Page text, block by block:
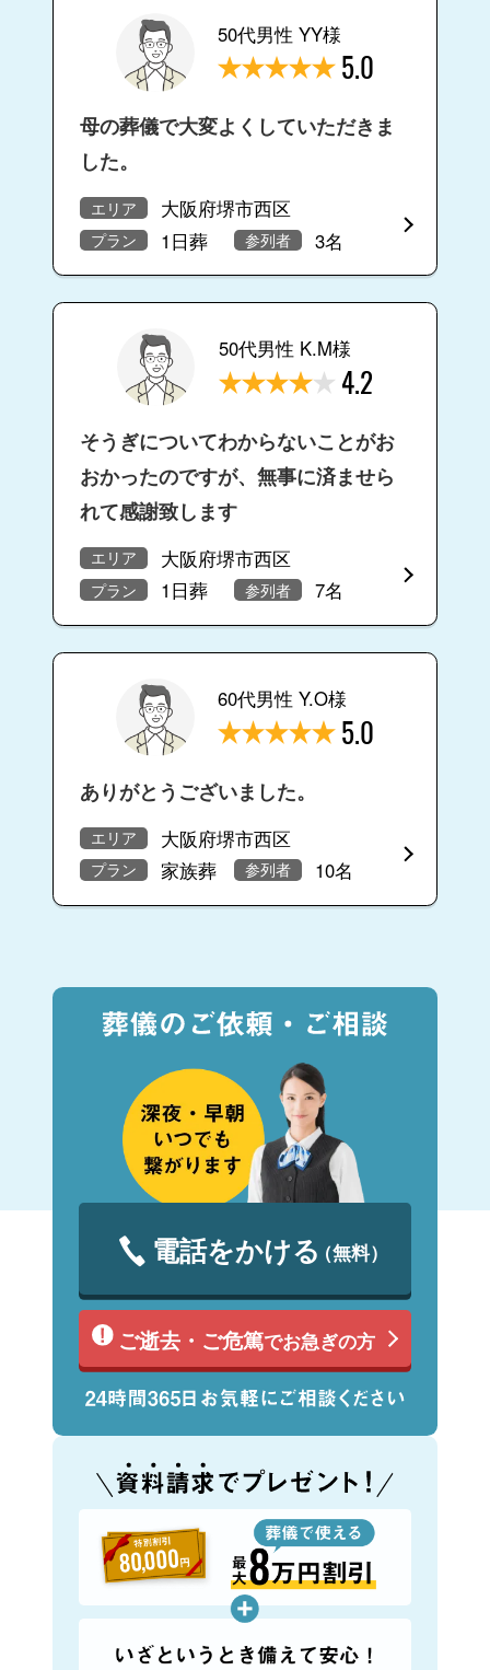
50代男性 YY様
5.0
母の葬儀で大変よくしていただきま
した。
エリア 大阪府堺市西区
プラン 1日葬 参列者 3名
50代男性 K.M様
4.2
そうぎについてわからないことがお
おかったのですが、無事に済ませら
れて感謝致します
エリア 大阪府堺市西区
プラン 1日葬 参列者 7名
60代男性 Y.O様
5.0
ありがとうございました。
エリア 大阪府堺市西区
プラン 家族葬 参列者 10名
電話をかける（無料）
ご逝去・ご危篤でお急ぎの方